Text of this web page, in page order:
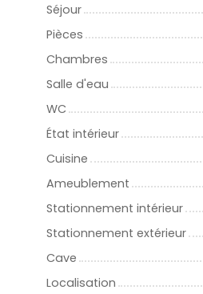
Séjour
Pièces
Chambres
Salle d'eau
WC
État intérieur
Cuisine
Ameublement
Stationnement intérieur
Stationnement extérieur
Cave
Localisation